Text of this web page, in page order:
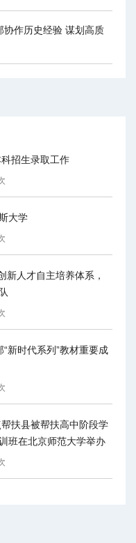
协作历史经验 谋划高质
招生录取工作
大学
新人才自主培养体系，
新时代系列”教材重要成
扶县被帮扶高中阶段学
班在北京师范大学举办